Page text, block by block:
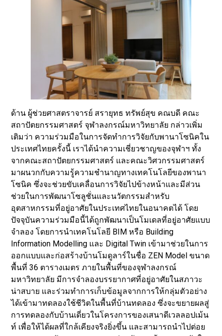
ด้าน ผู้ช่วยศาสตราจารย์ สรายุทธ ทรัพย์สุข คณบดี คณะ
สถาปัตยกรรมศาสตร์ จุฬาลงกรณ์มหาวิทยาลัย กล่าวเพิ่ม
เติมว่า ความร่วมมือในการจัดทำการวิจัยกับพานาโซนิคใน
ประเทศไทยครั้งนี้ เราได้นำความเชี่ยวชาญของจุฬาฯ ทั้ง
จากคณะสถาปัตยกรรมศาสตร์ และคณะวิศวกรรมศาสตร์
มาผนวกกับความรู้ความชำนาญทางเทคโนโลยีของพานา
โซนิค ซึ่งจะช่วยขับเคลื่อนการวิจัยไปข้างหน้าและมีส่วน
ช่วยในการพัฒนาโซลูชั่นและนวัตกรรมสำหรับ
อุตสาหกรรมที่อยู่อาศัยในประเทศไทยในอนาคตได้ โดย
ปัจจุบันความร่วมมือนี้ได้ถูกพัฒนาเป็นโมเดลที่อยู่อาศัยแบบ
จำลอง โดยการนำเทคโนโลยี BIM หรือ Building
Information Modelling และ Digital Twin เข้ามาช่วยในการ
ออกแบบและก่อสร้างบ้านโมดูลาร์ในชื่อ ZEN Model ขนาด
พื้นที่ 36 ตารางเมตร ภายในพื้นที่ของจุฬาลงกรณ์
มหาวิทยาลัย มีการจำลองบรรยากาศที่อยู่อาศัยในสภาวะ
น่าสบาย และร่วมทำการเก็บข้อมูลจากการให้กลุ่มตัวอย่าง
ได้เข้ามาทดลองใช้ชีวิตในพื้นที่บ้านทดลอง ซึ่งจะขยายผลสู่
การทดลองกับบ้านเดี่ยวในโครงการของเสนาดีเวลลอปเม้น
ท์ เพื่อให้ได้ผลที่ใกล้เคียงจริงยิ่งขึ้น และสามารถนำไปต่อย